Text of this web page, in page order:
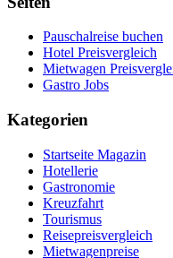
Pauschalreise buchen
Hotel Preisvergleich
Mietwagen
Gastro Jobs
Kategorien
Startseite Magazin
Hotellerie
Gastronomie
Kreuzfahrt
Tourismus
Reisepreisvergleich
Mietwagenpreise